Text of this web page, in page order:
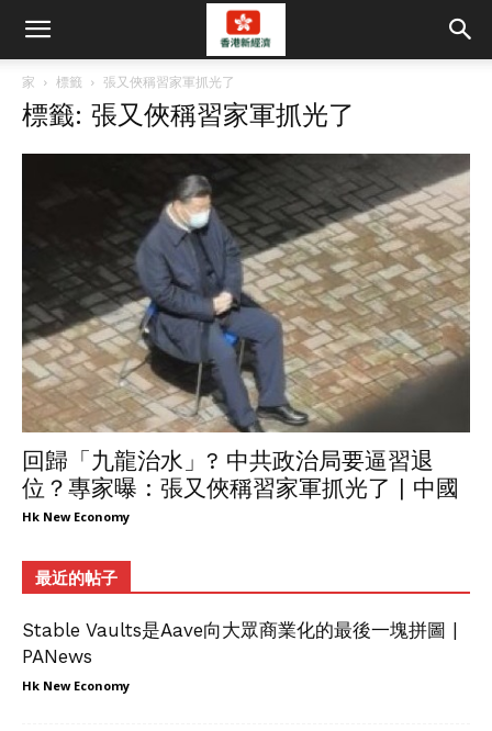
家 標籤 張又俠稱習家軍抓光了
標籤: 張又俠稱習家軍抓光了
回歸「九龍治水」? 中共政治局要逼習退
位？專家曝 : 張又俠稱習家軍抓光了 | 中國
Hk New Economy
最近的帖子
Stable Vaults是Aave向大眾商業化的最後一塊拼圖 |
PANews
Hk New Economy